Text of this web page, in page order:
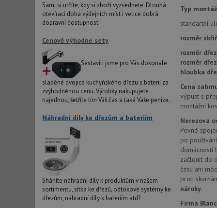
Sami si určíte, kdy si zboží vyzvednete. Dlouhá
otevírací doba výdejních míst i velice dobrá
dopravní dostupnost.
Cenově výhodné sety
Sestavili jsme pro Vás dokonale
sladěné dvojice kuchyňského dřezu s baterií za
zvýhodněnou cenu. Výrobky nakupujete
najednou, šetříte tím Váš čas a také Vaše peníze.
Náhradní díly ke dřezům a bateriím
Sháníte náhradní díly k produktům v našem
sortimentu, sítka ke dřezů, odtokové systémy ke
dřezům, náhradní díly k bateriím atd?
Typ
standartní
rozměr
rozměr
rozměr
hloubka
Cena
výpust s
montážní
Nerezová
Pevné
po
domácnosti
začlenit do
času ani
proti
nároky.
Firma
AUTORIZACE
_ga_9T91YFLEPX
Název
__Secure-YNID